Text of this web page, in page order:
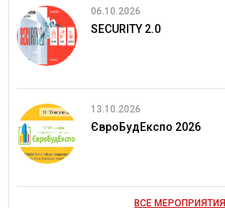
06.10.2026
SECURITY 2.0
13.10.2026
ЄвроБудЕкспо 2026
ВСЕ МЕРОПРИЯТИЯ